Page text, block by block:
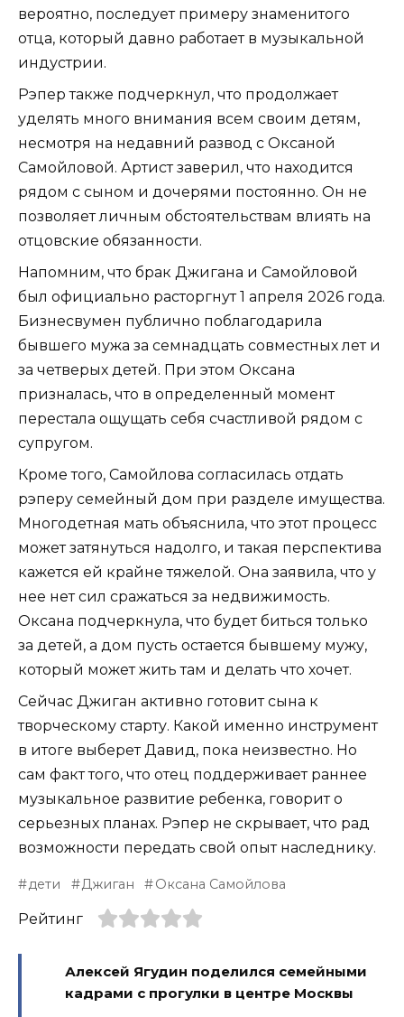
вероятно, последует примеру знаменитого
отца, который давно работает в музыкальной
индустрии.
Рэпер также подчеркнул, что продолжает
уделять много внимания всем своим детям,
несмотря на недавний развод с Оксаной
Самойловой. Артист заверил, что находится
рядом с сыном и дочерями постоянно. Он не
позволяет личным обстоятельствам влиять на
отцовские обязанности.
Напомним, что брак Джигана и Самойловой
был официально расторгнут 1 апреля 2026 года.
Бизнесвумен публично поблагодарила
бывшего мужа за семнадцать совместных лет и
за четверых детей. При этом Оксана
призналась, что в определенный момент
перестала ощущать себя счастливой рядом с
супругом.
Кроме того, Самойлова согласилась отдать
рэперу семейный дом при разделе имущества.
Многодетная мать объяснила, что этот процесс
может затянуться надолго, и такая перспектива
кажется ей крайне тяжелой. Она заявила, что у
нее нет сил сражаться за недвижимость.
Оксана подчеркнула, что будет биться только
за детей, а дом пусть остается бывшему мужу,
который может жить там и делать что хочет.
Сейчас Джиган активно готовит сына к
творческому старту. Какой именно инструмент
в итоге выберет Давид, пока неизвестно. Но
сам факт того, что отец поддерживает раннее
музыкальное развитие ребенка, говорит о
серьезных планах. Рэпер не скрывает, что рад
возможности передать свой опыт наследнику.
дети Джиган Оксана Самойлова
Рейтинг
Алексей Ягудин поделился семейными
кадрами с прогулки в центре Москвы